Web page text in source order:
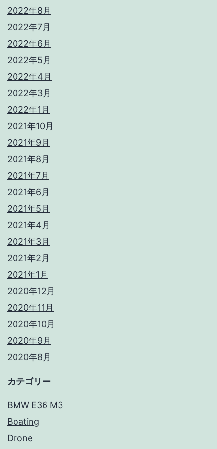
2022年8月
2022年7月
2022年6月
2022年5月
2022年4月
2022年3月
2022年1月
2021年10月
2021年9月
2021年8月
2021年7月
2021年6月
2021年5月
2021年4月
2021年3月
2021年2月
2021年1月
2020年12月
2020年11月
2020年10月
2020年9月
2020年8月
カテゴリー
BMW E36 M3
Boating
Drone